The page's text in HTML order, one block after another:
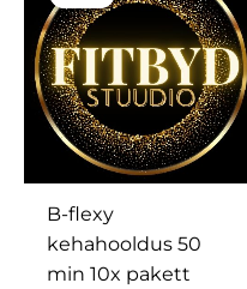
B-flexy
kehahooldus 50
min 10x pakett
550,00 €.439,00 €.